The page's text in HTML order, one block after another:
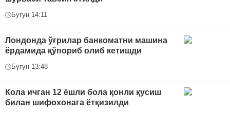
Бугун 14:11
Лондонда ўғрилар банкоматни машина
ёрдамида қўпориб олиб кетишди
Бугун 13:48
Кола ичган 12 ёшли бола қонли қусиш
билан шифохонага ётқизилди